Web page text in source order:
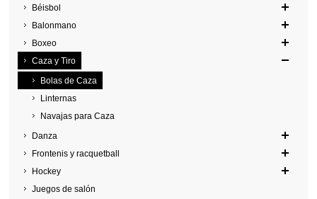
Béisbol
Balonmano
Boxeo
Caza y Tiro
Bolas de Caza
Linternas
Navajas para Caza
Danza
Frontenis y racquetball
Hockey
Juegos de salón